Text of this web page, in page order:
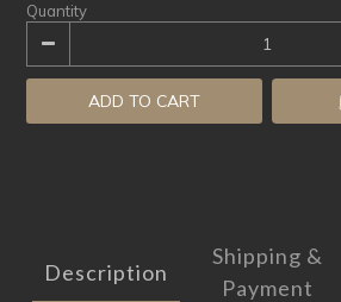
Quantity
ADD TO CART
Description
Shipping &
Payment